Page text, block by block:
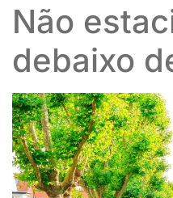
Não
debaixo